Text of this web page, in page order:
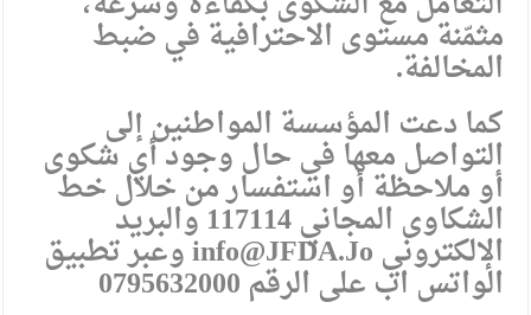
مثمّنة مستوى الاحترافية في ضبط
المخالفة.
كما دعت المؤسسة المواطنين إلى
التواصل معها في حال وجود أي شكوى
أو ملاحظة أو استفسار من خلال خط
الشكاوى المجاني 117114 والبريد
الإلكتروني info@JFDA.Jo وعبر تطبيق
الواتس اب على الرقم 0795632000